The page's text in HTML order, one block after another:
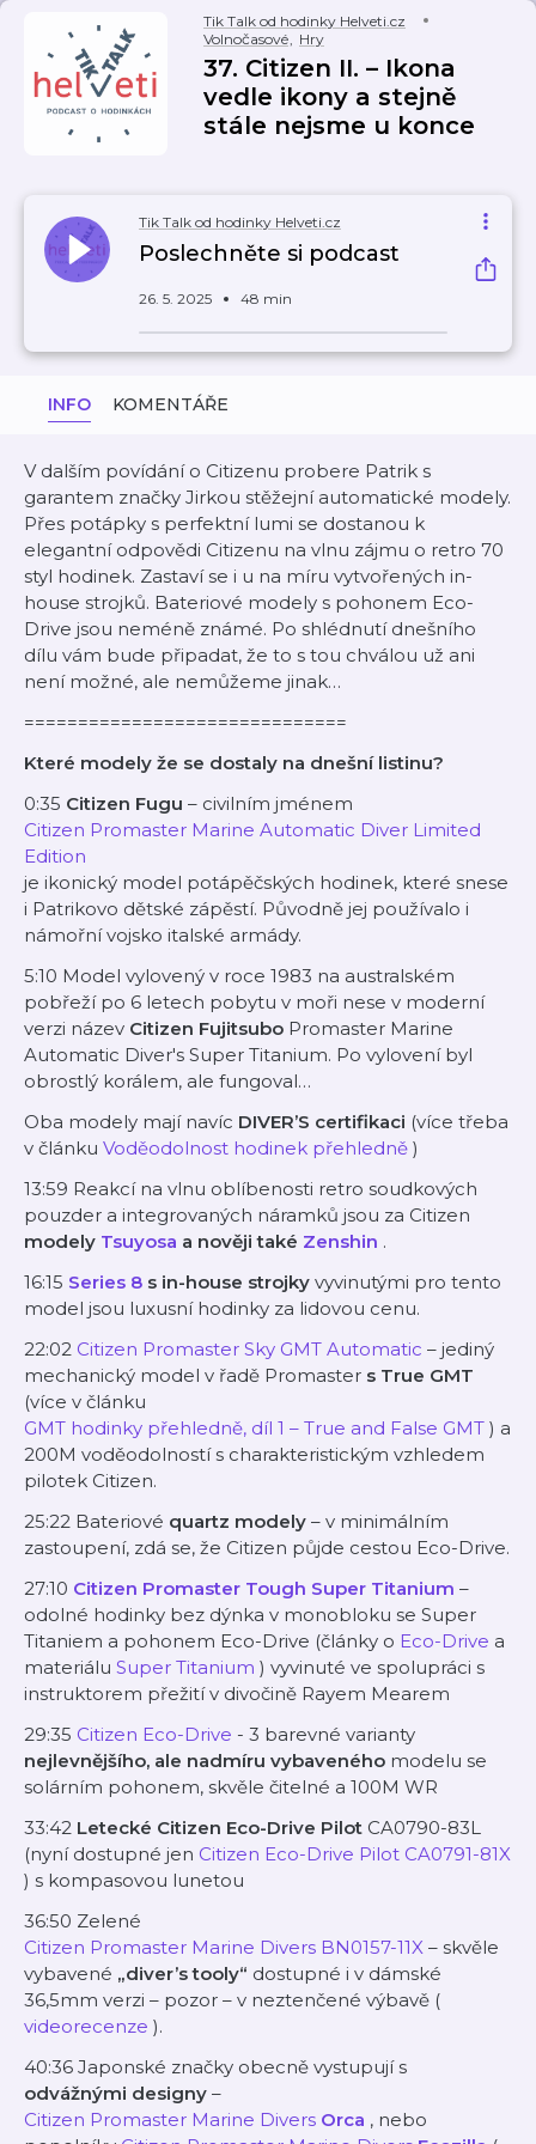
Tik Talk od hodinky Helveti.cz
Volnočasové, Hry
37. Citizen II. – Ikona
vedle ikony a stejně
stále nejsme u konce
Tik Talk od hodinky Helveti.cz
Poslechněte si podcast
26. 5. 2025 48 min
INFO KOMENTÁŘE
V dalším povídání o Citizenu probere Patrik s
garantem značky Jirkou stěžejní automatické modely.
Přes potápky s perfektní lumi se dostanou k
elegantní odpovědi Citizenu na vlnu zájmu o retro 70
styl hodinek. Zastaví se i u na míru vytvořených in-
house strojků. Bateriové modely s pohonem Eco-
Drive jsou neméně známé. Po shlédnutí dnešního
dílu vám bude připadat, že to s tou chválou už ani
není možné, ale nemůžeme jinak…
==============================
Které modely že se dostaly na dnešní listinu?
0:35 Citizen Fugu – civilním jménem
Citizen Promaster Marine Automatic Diver Limited
Edition
je ikonický model potápěčských hodinek, které snese
i Patrikovo dětské zápěstí. Původně jej používalo i
námořní vojsko italské armády.
5:10 Model vylovený v roce 1983 na australském
pobřeží po 6 letech pobytu v moři nese v moderní
verzi název Citizen Fujitsubo Promaster Marine
Automatic Diver's Super Titanium. Po vylovení byl
obrostlý korálem, ale fungoval…
Oba modely mají navíc DIVER’S certifikaci (více třeba
v článku Voděodolnost hodinek přehledně )
13:59 Reakcí na vlnu oblíbenosti retro soudkových
pouzder a integrovaných náramků jsou za Citizen
modely Tsuyosa a nověji také Zenshin .
16:15 Series 8 s in-house strojky vyvinutými pro tento
model jsou luxusní hodinky za lidovou cenu.
22:02 Citizen Promaster Sky GMT Automatic – jediný
mechanický model v řadě Promaster s True GMT
(více v článku
GMT hodinky přehledně, díl 1 – True and False GMT ) a
200M voděodolností s charakteristickým vzhledem
pilotek Citizen.
25:22 Bateriové quartz modely – v minimálním
zastoupení, zdá se, že Citizen půjde cestou Eco-Drive.
27:10 Citizen Promaster Tough Super Titanium –
odolné hodinky bez dýnka v monobloku se Super
Titaniem a pohonem Eco-Drive (články o Eco-Drive a
materiálu Super Titanium ) vyvinuté ve spolupráci s
instruktorem přežití v divočině Rayem Mearem
29:35 Citizen Eco-Drive - 3 barevné varianty
nejlevnějšího, ale nadmíru vybaveného modelu se
solárním pohonem, skvěle čitelné a 100M WR
33:42 Letecké Citizen Eco-Drive Pilot CA0790-83L
(nyní dostupné jen Citizen Eco-Drive Pilot CA0791-81X
) s kompasovou lunetou
36:50 Zelené
Citizen Promaster Marine Divers BN0157-11X – skvěle
vybavené „diver’s tooly“ dostupné i v dámské
36,5mm verzi – pozor – v neztenčené výbavě (
videorecenze ).
40:36 Japonské značky obecně vystupují s
odvážnými designy –
Citizen Promaster Marine Divers Orca , nebo